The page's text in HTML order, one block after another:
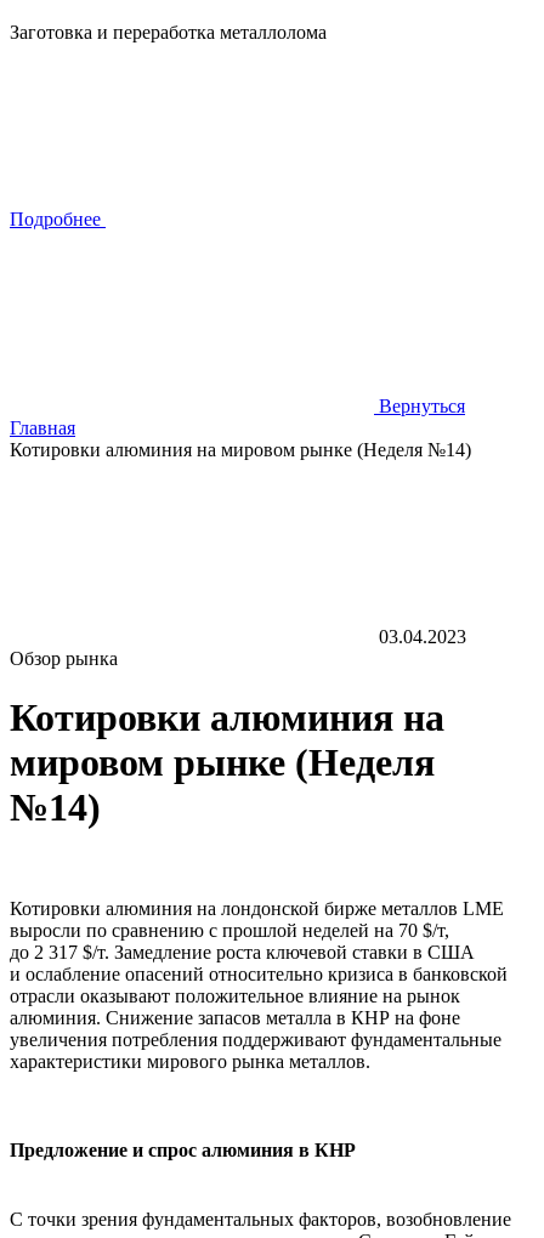
Заготовка и переработка металлолома
Подробнее
Вернуться
Главная
Котировки алюминия на мировом рынке (Неделя №14)
03.04.2023
Обзор рынка
Котировки алюминия на
мировом рынке (Неделя
№14)
Котировки алюминия на лондонской бирже металлов LME
выросли по сравнению с прошлой неделей на 70 $/т,
до 2 317 $/т. Замедление роста ключевой ставки в США
и ослабление опасений относительно кризиса в банковской
отрасли оказывают положительное влияние на рынок
алюминия. Снижение запасов металла в КНР на фоне
увеличения потребления поддерживают фундаментальные
характеристики мирового рынка металлов.
Предложение и спрос алюминия в КНР
С точки зрения фундаментальных факторов, возобновление